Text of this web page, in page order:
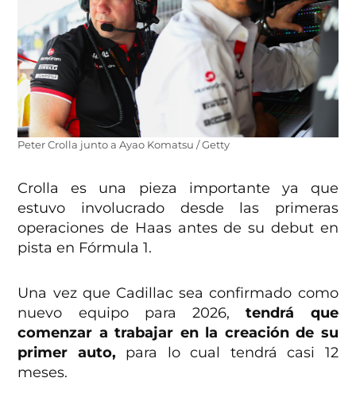
Peter Crolla junto a Ayao Komatsu / Getty
Crolla es una pieza importante ya que
estuvo involucrado desde las primeras
operaciones de Haas antes de su debut en
pista en Fórmula 1.
Una vez que Cadillac sea confirmado como
nuevo equipo para 2026,tendrá que
comenzar a trabajar en la creación de su
primer auto, para lo cual tendrá casi 12
meses.